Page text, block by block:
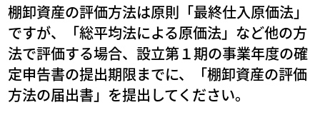
棚卸資産の評価方法は原則「最終仕入原価法」
ですが、「総平均法による原価法」など他の方
法で評価する場合、設立第１期の事業年度の確
定申告書の提出期限までに、「棚卸資産の評価
方法の届出書」を提出してください。